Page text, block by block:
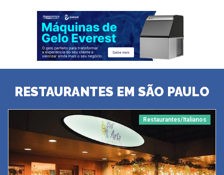
RESTAURANTES EM SÃO PAULO
Restaurantes/Italianos